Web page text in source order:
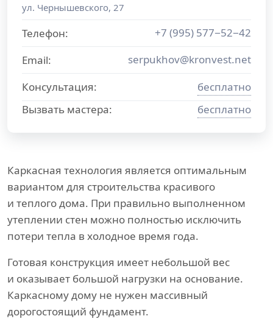
ул. Чернышевского, 27
Телефон:
+7 (995) 577−52−42
Email:
serpukhov@kronvest.net
Консультация:
бесплатно
Вызвать мастера:
бесплатно
Каркасная технология является оптимальным
вариантом для строительства красивого
и теплого дома. При правильно выполненном
утеплении стен можно полностью исключить
потери тепла в холодное время года.
Готовая конструкция имеет небольшой вес
и оказывает большой нагрузки на основание.
Каркасному дому не нужен массивный
дорогостоящий фундамент.